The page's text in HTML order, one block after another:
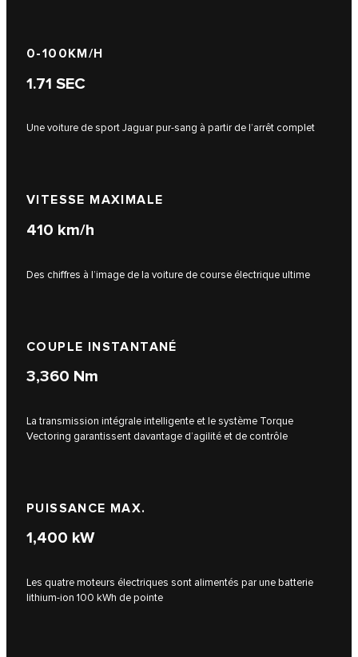
0-100KM/H​​
1.71 SEC
Une voiture de sport Jaguar pur-sang à partir de l’arrêt complet
VITESSE MAXIMALE
410 km/h
Des chiffres à l’image de la voiture de course électrique ultime
COUPLE INSTANTANÉ
3,360 Nm
La transmission intégrale intelligente et le système Torque
Vectoring garantissent davantage d’agilité et de contrôle
PUISSANCE MAX.
1,400 kW
Les quatre moteurs électriques sont alimentés par une batterie
lithium-ion 100 kWh de pointe